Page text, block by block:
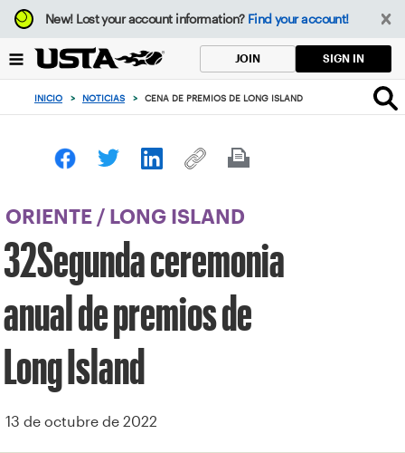
Enfoque
desde
botón
volver
principio
New!Lost your account information? Find your account!
JOIN SIGN IN
INICIO > NOTICIAS > CENA DE PREMIOS DE LONG ISLAND
ORIENTE / LONG ISLAND
32Segunda ceremonia
anual de premios de
Long Island
13 de octubre de 2022